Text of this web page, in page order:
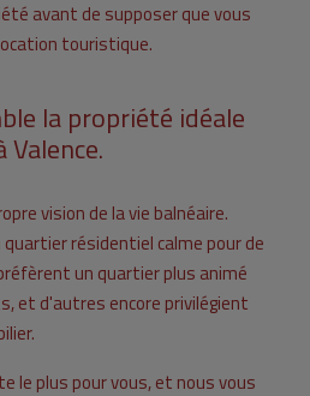
avant de supposer que vous
touristique.
la propriété idéale
vision de la vie balnéaire.
résidentiel calme pour de
un quartier plus animé
et d'autres encore privilégient
le plus pour vous, et nous vous